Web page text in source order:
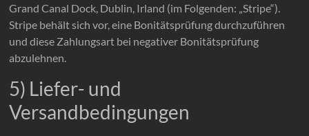
Grand Canal Dock, Dublin, Irland (im Folgenden: „Stripe“).
Stripe behält sich vor, eine Bonitätsprüfung durchzuführen
und diese Zahlungsart bei negativer Bonitätsprüfung
abzulehnen.
5) Liefer- und
Versandbedingungen